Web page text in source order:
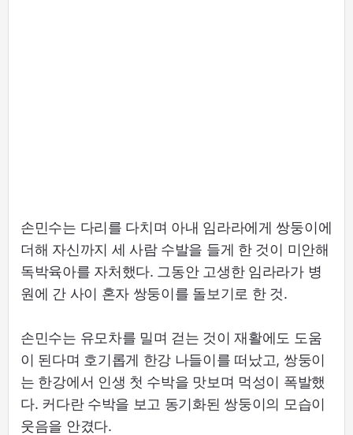
손민수는 다리를 다치며 아내 임라라에게 쌍둥이에
더해 자신까지 세 사람 수발을 들게 한 것이 미안해
독박육아를 자처했다. 그동안 고생한 임라라가 병
원에 간 사이 혼자 쌍둥이를 돌보기로 한 것.
손민수는 유모차를 밀며 걷는 것이 재활에도 도움
이 된다며 호기롭게 한강 나들이를 떠났고, 쌍둥이
는 한강에서 인생 첫 수박을 맛보며 먹성이 폭발했
다. 커다란 수박을 보고 동기화된 쌍둥이의 모습이
웃음을 안겼다.